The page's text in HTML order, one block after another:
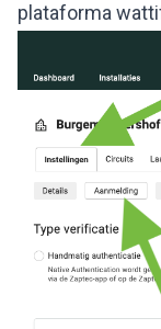
plataforma